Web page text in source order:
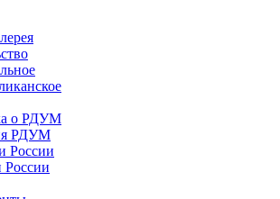
о РДУМ
РДУМ
России
России